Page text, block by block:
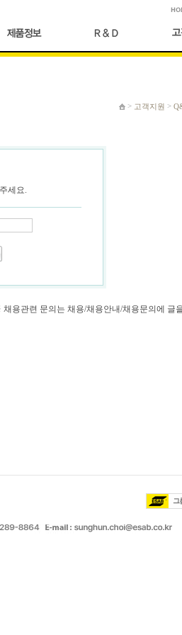
> 고객지원 >
세요.
용관련 문의는 채용/채용안내/채용문의에 글